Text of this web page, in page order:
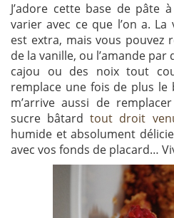
J’adore cette base de pâte
varier avec ce que l’on a.
est extra, mais vous pouvez
de la vanille, ou l’amande
cajou ou des noix tout
remplace une fois de plus le
m’arrive aussi de
sucre bâtardtout droit
humide et absolument
avec vos fonds de placard…